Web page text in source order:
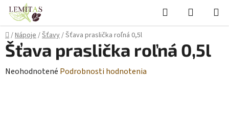
Prejsť
obsah
Hľadať
KOŠÍK
Domov
/Nápoje/Šťavy/Šťava praslička roľná 0,5l
Šťava praslička roľná 0,5l
Priemerné
Neohodnotené Podrobnosti hodnotenia